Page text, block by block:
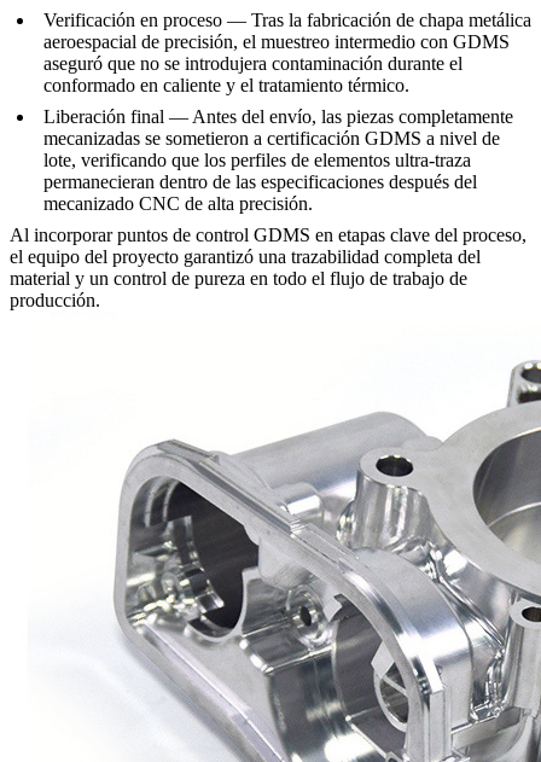
Verificación en proceso — Tras la fabricación de chapa metálica
aeroespacial de precisión, el muestreo intermedio con GDMS
aseguró que no se introdujera contaminación durante el
conformado en caliente y el tratamiento térmico.
Liberación final — Antes del envío, las piezas completamente
mecanizadas se sometieron a certificación GDMS a nivel de
lote, verificando que los perfiles de elementos ultra-traza
permanecieran dentro de las especificaciones después del
mecanizado CNC de alta precisión.
Al incorporar puntos de control GDMS en etapas clave del proceso,
el equipo del proyecto garantizó una trazabilidad completa del
material y un control de pureza en todo el flujo de trabajo de
producción.